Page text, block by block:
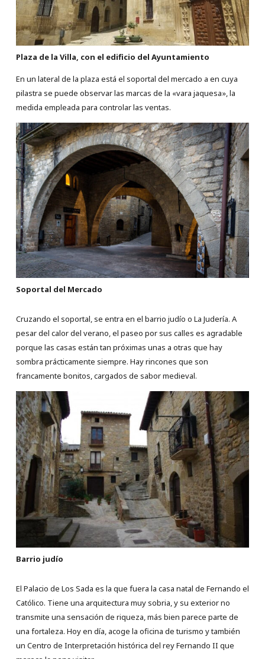
Plaza de la Villa, con el edificio del Ayuntamiento
En un lateral de la plaza está el soportal del mercado a en cuya
pilastra se puede observar las marcas de la «vara jaquesa», la
medida empleada para controlar las ventas.
Soportal del Mercado
Cruzando el soportal, se entra en el barrio judío o La Judería. A
pesar del calor del verano, el paseo por sus calles es agradable
porque las casas están tan próximas unas a otras que hay
sombra prácticamente siempre. Hay rincones que son
francamente bonitos, cargados de sabor medieval.
Barrio judío
El Palacio de Los Sada es la que fuera la casa natal de Fernando el
Católico. Tiene una arquitectura muy sobria, y su exterior no
transmite una sensación de riqueza, más bien parece parte de
una fortaleza. Hoy en día, acoge la oficina de turismo y también
un Centro de Interpretación histórica del rey Fernando II que